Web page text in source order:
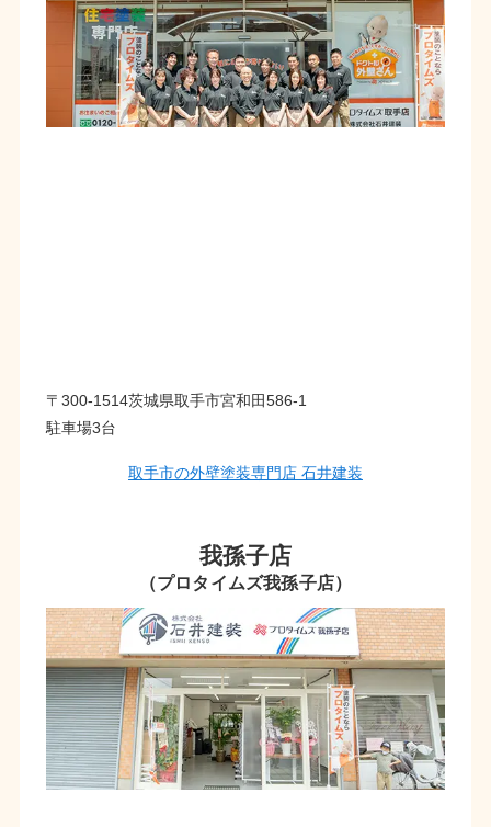
〒300-1514茨城県取手市宮和田586-1
駐車場3台
取手市の外壁塗装専門店 石井建装
我孫子店
（プロタイムズ我孫子店）